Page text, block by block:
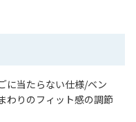
に当たらない仕様/ベン
わりのフィット感の調節